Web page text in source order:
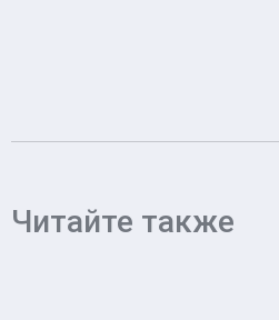
Читайте также